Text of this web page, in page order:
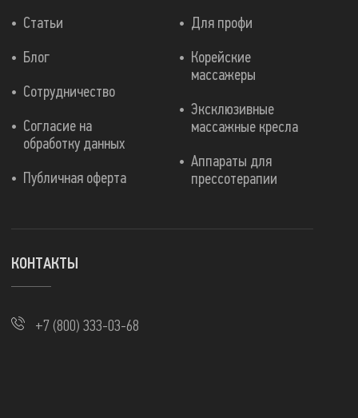
Для профи
Корейские
массажеры
Эксклюзивные
массажные кресла
Аппараты для
прессотерапии
Статьи
Блог
Сотрудничество
Согласие на
обработку данных
Публичная оферта
КОНТАКТЫ
+7 (800) 333-03-68